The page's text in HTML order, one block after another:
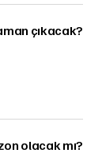
çıkacak?
olacak mı?